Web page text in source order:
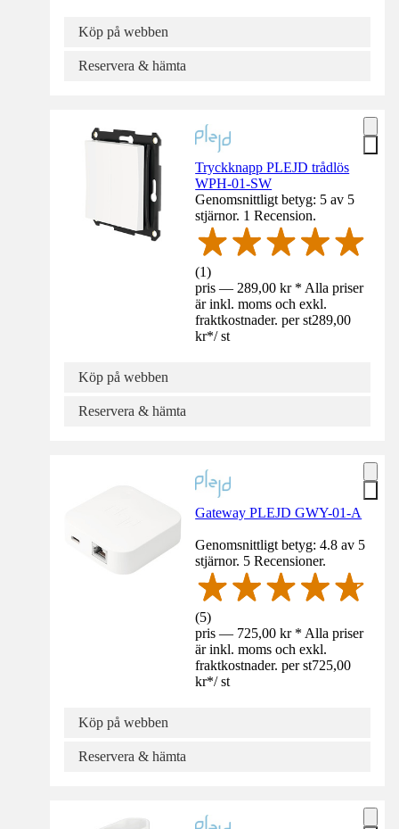
Köp på webben
Reservera & hämta
Tryckknapp PLEJD trådlös
WPH-01-SW
Genomsnittligt betyg: 5 av 5
stjärnor. 1 Recension.
(1)
pris — 289,00 kr * Alla priser
är inkl. moms och exkl.
fraktkostnader. per st289,00
kr*/ st
Köp på webben
Reservera & hämta
Gateway PLEJD GWY-01-A
Genomsnittligt betyg: 4.8 av 5
stjärnor. 5 Recensioner.
(5)
pris — 725,00 kr * Alla priser
är inkl. moms och exkl.
fraktkostnader. per st725,00
kr*/ st
Köp på webben
Reservera & hämta